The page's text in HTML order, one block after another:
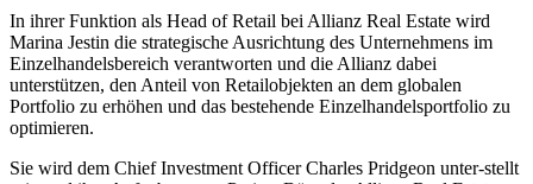
In ihrer Funktion als Head of Retail bei Allianz Real Estate wird
Marina Jestin die strategische Ausrichtung des Unternehmens im
Einzelhandelsbereich verantworten und die Allianz dabei
unterstützen, den Anteil von Retailobjekten an dem globalen
Portfolio zu erhöhen und das bestehende Einzelhandelsportfolio zu
optimieren.
Sie wird dem Chief Investment Officer Charles Pridgeon unter-stellt